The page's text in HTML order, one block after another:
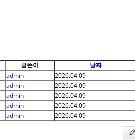
글쓴이 날짜
admin
2026.04.09
admin
2026.04.09
admin
2026.04.09
admin
2026.04.09
admin
2026.04.09